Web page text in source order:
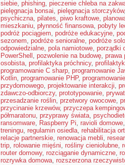
siebie, phishing, pieczenie chleba na
pielęgnacja bonsai, pielęgnacja storczyków,
psychiczna, pilates, piwo kraftowe,
mieszkaniu, płynność finansowa, pobyty
podróż pociągiem, podróże edukacyjne,
sezonem, podróże senioralne, podróże solo
odpowiedzialne, pola namiotowe, porządki
PowerShell , pozwolenie na budowę, prawa
osobista, profilaktyka próchnicy,
programowanie C sharp, programowanie
Kotlin, programowanie PHP,
przydomowego, projektowanie interakcji,
zdawczo-odbiorczy, prototypowanie,
przesadzanie roślin, przetwory owocowe,
przycinanie krzewów, przyczepa
półmaratonu, przyprawy świata,
ransomware, Raspberry Pi, ravioli domowe,
treningu, regulamin osiedla, rehabilitacja
relacje partnerskie, renowacja mebli,
trip, rolowanie mięśni, rośliny cieniolubne,
router domowy, rozciąganie dynamiczne,
rozrywka domowa, rozszerzona